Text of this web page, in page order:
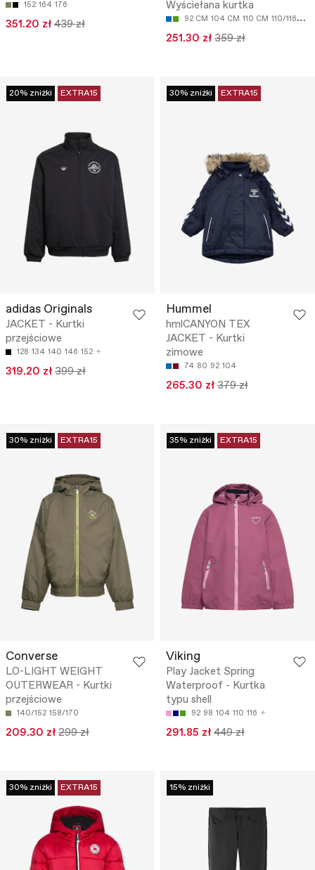
152 164 176
351.20 zł 439 zł
Wyściełana kurtka
92 CM 104 CM 110 CM 110/116CM
251.30 zł 359 zł
20% zniżki EXTRA15
adidas Originals
JACKET - Kurtki
przejściowe
128 134 140 146 152
319.20 zł 399 zł
30% zniżki EXTRA15
Hummel
hmlCANYON TEX
JACKET - Kurtki
zimowe
74 80 92 104
265.30 zł 379 zł
30% zniżki EXTRA15
Converse
LO-LIGHT WEIGHT
OUTERWEAR - Kurtki
przejściowe
140/152 158/170
209.30 zł 299 zł
35% zniżki EXTRA15
Viking
Play Jacket Spring
Waterproof - Kurtka
typu shell
92 98 104 110 116
291.85 zł 449 zł
30% zniżki EXTRA15 15% zniżki